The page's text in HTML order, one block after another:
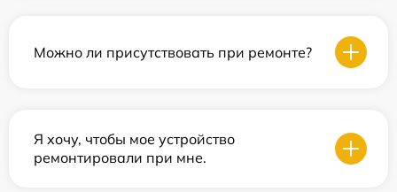
Можно ли присутствовать при ремонте?
Я хочу, чтобы мое устройство
ремонтировали при мне.